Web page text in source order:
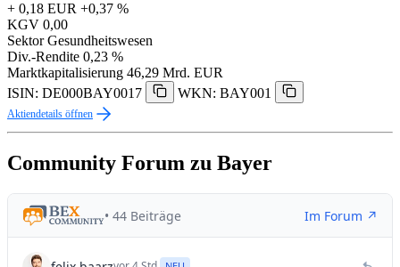
+ 0,18 EUR +0,37 %
KGV 0,00
Sektor Gesundheitswesen
Div.-Rendite 0,23 %
Marktkapitalisierung 46,29 Mrd. EUR
ISIN: DE000BAY0017
WKN: BAY001
Aktiendetails öffnen
Community Forum zu Bayer